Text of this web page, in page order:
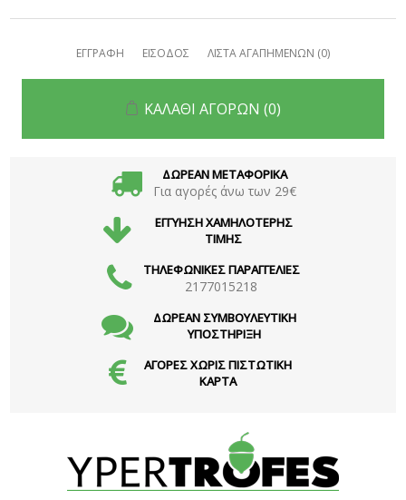
ΕΓΓΡΑΦΗ ΕΙΣΟΔΟΣ ΛΙΣΤΑ ΑΓΑΠΗΜΕΝΩΝ (0)
ΚΑΛΑΘΙ ΑΓΟΡΩΝ (0)
ΔΩΡΕΑΝ ΜΕΤΑΦΟΡΙΚΑ
Για αγορές άνω των 29€
ΕΓΓΥΗΣΗ ΧΑΜΗΛΟΤΕΡΗΣ
ΤΙΜΗΣ
ΤΗΛΕΦΩΝΙΚΕΣ ΠΑΡΑΓΓΕΛΙΕΣ
2177015218
ΔΩΡΕΑΝ ΣΥΜΒΟΥΛΕΥΤΙΚΗ
ΥΠΟΣΤΗΡΙΞΗ
ΑΓΟΡΕΣ ΧΩΡΙΣ ΠΙΣΤΩΤΙΚΗ
ΚΑΡΤΑ